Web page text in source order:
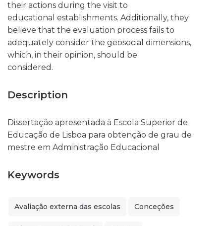
their actions during the visit to
educational establishments. Additionally, they
believe that the evaluation process fails to
adequately consider the geosocial dimensions,
which, in their opinion, should be
considered.
Description
Dissertação apresentada à Escola Superior de
Educação de Lisboa para obtenção de grau de
mestre em Administração Educacional
Keywords
Avaliação externa das escolas Conceções